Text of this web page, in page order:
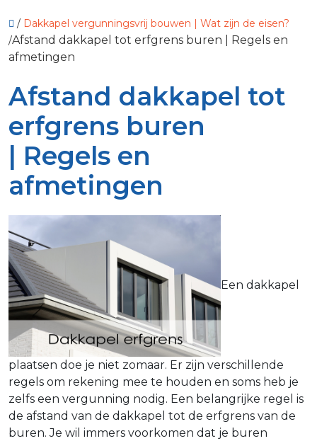
/ Dakkapel vergunningsvrij bouwen | Wat zijn de eisen?
/Afstand dakkapel tot erfgrens buren | Regels en
afmetingen
Afstand dakkapel tot
erfgrens buren
| Regels en
afmetingen
Een dakkapel
plaatsen doe je niet zomaar. Er zijn verschillende
regels om rekening mee te houden en soms heb je
zelfs een vergunning nodig. Een belangrijke regel is
de afstand van de dakkapel tot de erfgrens van de
buren. Je wil immers voorkomen dat je buren